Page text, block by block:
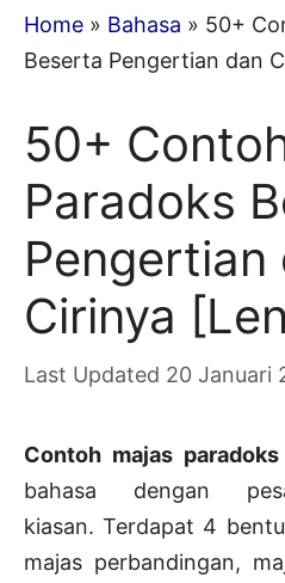
Home » Bahasa » 50+
Beserta Pengertian dan
50+
Paradoks
Pengertian
Cirinya
20 Januari
Contoh majas paradoks
bahasa dengan
kiasan. Terdapat 4
majas perbandingan,